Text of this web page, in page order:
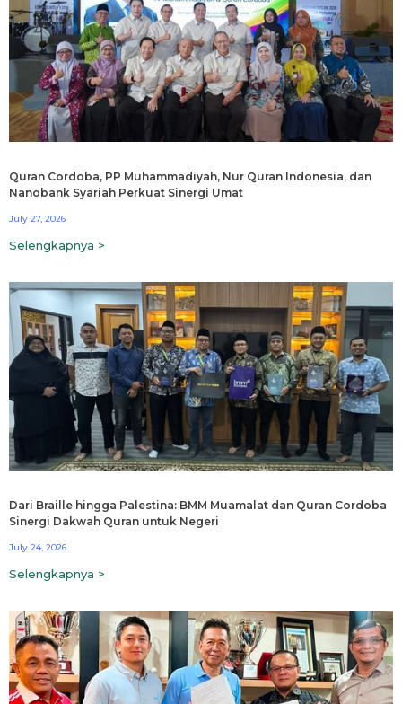
Quran Cordoba, PP Muhammadiyah, Nur Quran Indonesia, dan
Nanobank Syariah Perkuat Sinergi Umat
July 27, 2026
Selengkapnya >
Dari Braille hingga Palestina: BMM Muamalat dan Quran Cordoba
Sinergi Dakwah Quran untuk Negeri
July 24, 2026
Selengkapnya >